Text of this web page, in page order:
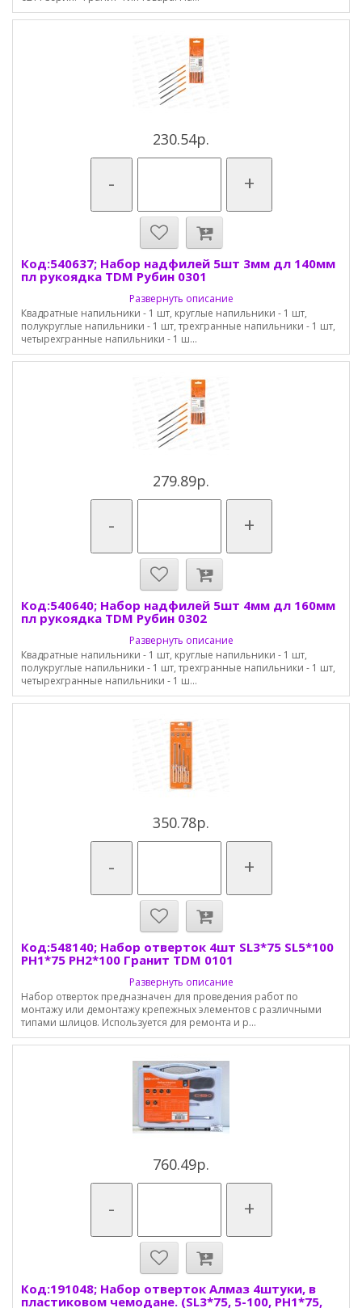
230.54р.
- +
Код:540637; Набор надфилей 5шт 3мм дл 140мм
пл рукоядка TDM Рубин 0301
Развернуть описание
Квадратные напильники - 1 шт, круглые напильники - 1 шт,
полукруглые напильники - 1 шт, трехгранные напильники - 1 шт,
четырехгранные напильники - 1 ш...
279.89р.
- +
Код:540640; Набор надфилей 5шт 4мм дл 160мм
пл рукоядка TDM Рубин 0302
Развернуть описание
Квадратные напильники - 1 шт, круглые напильники - 1 шт,
полукруглые напильники - 1 шт, трехгранные напильники - 1 шт,
четырехгранные напильники - 1 ш...
350.78р.
- +
Код:548140; Набор отверток 4шт SL3*75 SL5*100
PH1*75 PH2*100 Гранит TDM 0101
Развернуть описание
Набор отверток предназначен для проведения работ по
монтажу или демонтажу крепежных элементов с различными
типами шлицов. Используется для ремонта и р...
760.49р.
- +
Код:191048; Набор отверток Алмаз 4штуки, в
пластиковом чемодане. (SL3*75, 5-100, PH1*75,